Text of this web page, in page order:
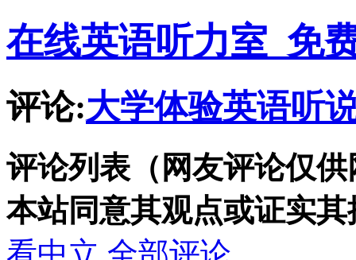
在线英语听力室_免
评论:大学体验英语听
评论列表（网友评论仅
本站同意其观点或证实其
看中立 全部评论